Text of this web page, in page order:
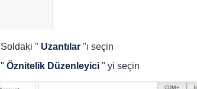
Soldaki " Uzantılar"ı seçin
" Öznitelik Düzenleyici" yi seçin